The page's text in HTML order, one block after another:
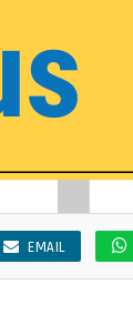
EMAIL